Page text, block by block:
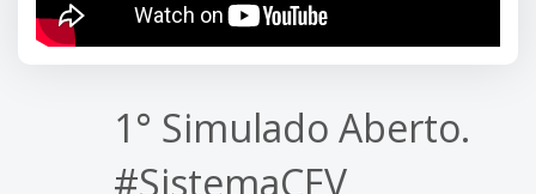
1° Simulado Aberto.
#SistemaCEV